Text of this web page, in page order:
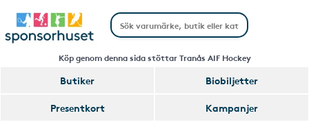
Köp genom denna sida stöttar Tranås AIF Hockey
Butiker
Biobiljetter
Presentkort
Kampanjer